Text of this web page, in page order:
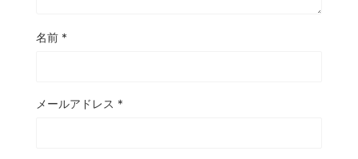
名前 *
メールアドレス *